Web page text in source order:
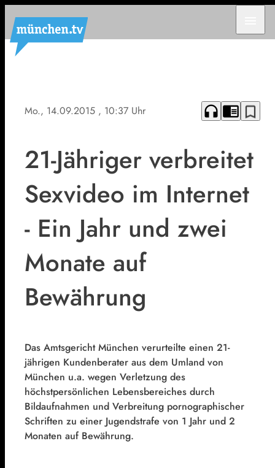
Mo., 14.09.2015 , 10:37 Uhr headphones chrome_reader_mode bookmark_border
21-Jähriger verbreitet
Sexvideo im Internet
- Ein Jahr und zwei
Monate auf
Bewährung
Das Amtsgericht München verurteilte einen 21-
jährigen Kundenberater aus dem Umland von
München u.a. wegen Verletzung des
höchstpersönlichen Lebensbereiches durch
Bildaufnahmen und Verbreitung pornographischer
Schriften zu einer Jugendstrafe von 1 Jahr und 2
Monaten auf Bewährung.